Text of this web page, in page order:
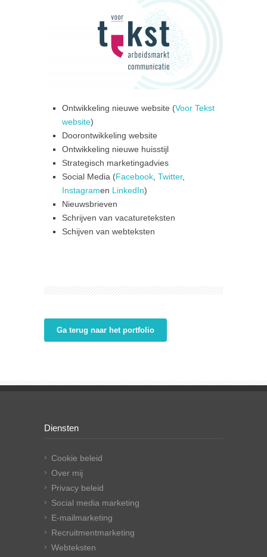
Ontwikkeling nieuwe website (Voor Tekst
website)
Doorontwikkeling website
Ontwikkeling nieuwe huisstijl
Strategisch marketingadvies
Social Media (Facebook Twitter,
Instagramen LinkedIn)
Nieuwsbrieven
Schrijven van vacatureteksten
Schijven van webteksten
Ga terug naar het portfolio
Diensten
Cookie beleid
Over mij
Privacy beleid
Social media marketing
E-mailmarketing
Recruitmentmarketing
Webteksten